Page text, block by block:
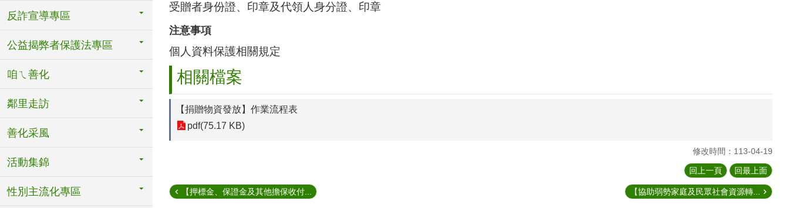
反詐宣導專區
公益揭弊者保護法專區
咱ㄟ善化
鄰里走訪
善化采風
活動集錦
性別主流化專區
受贈者身份證、印章及代領人身分證、印章
注意事項
個人資料保護相關規定
相關檔案
【捐贈物資發放】作業流程表
pdf(75.17 KB)
修改時間：113-04-19
回上一頁 回最上面
【押標金、保證金及其他擔保收付... 【協助弱勢家庭及民眾社會資源轉...